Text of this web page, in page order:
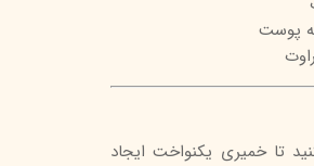
پوست
تا خمیری یکنواخت ایجاد